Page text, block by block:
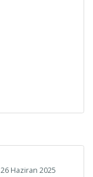
26 Haziran 2025